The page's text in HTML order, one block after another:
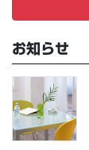
お知らせ